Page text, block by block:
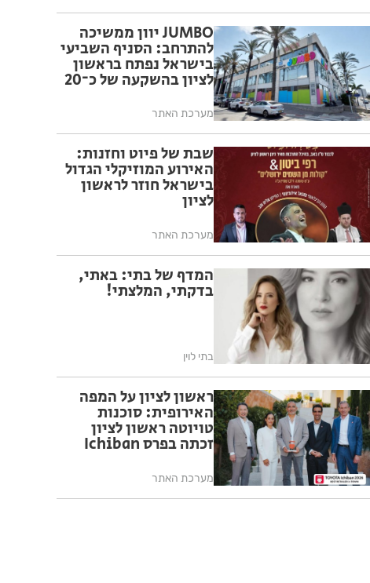
JUMBO יוון ממשיכה
להתרחב: הסניף השביעי
בישראל נפתח בראשון
לציון בהשקעה של כ־20
מערכת האתר
שבת של פיוט וחזנות:
האירוע המוזיקלי הגדול
בישראל חוזר לראשון
לציון
מערכת האתר
המדף של בתי: באתי,
בדקתי, המלצתי!
בתי לוין
ראשון לציון על המפה
האירופית: סוכנות
טויוטה ראשון לציון
זכתה בפרס Ichiban
בחוויית לקוח של טויוטה
מערכת האתר